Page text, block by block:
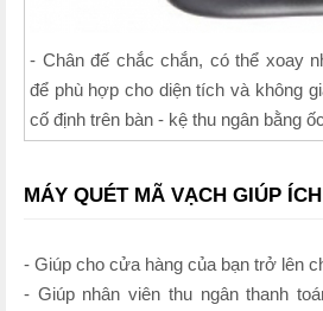
- Chân đế chắc chắn, có thể xoay
để phù hợp cho diện tích và không
cố định trên bàn - kệ thu ngân bằng
MÁY QUÉT MÃ VẠCH GIÚP
- Giúp cho cửa hàng của bạn trở lên
- Giúp nhân viên thu ngân thanh